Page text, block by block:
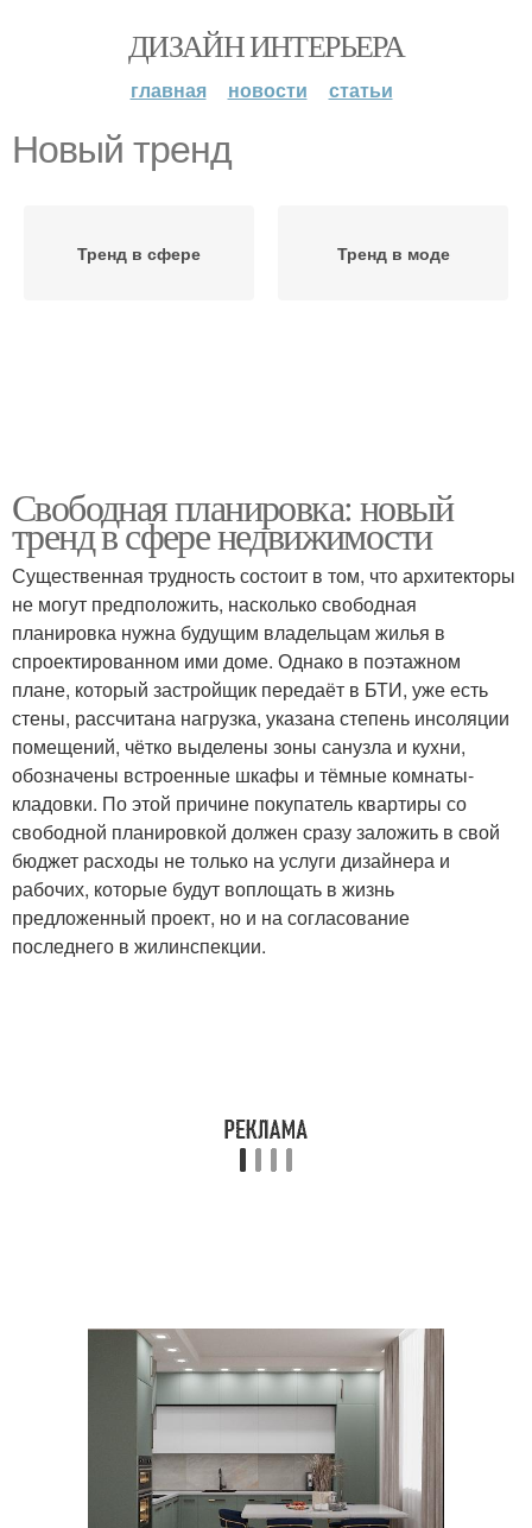
ДИЗАЙН ИНТЕРЬЕРА
главная новости статьи
Новый тренд
Тренд в сфере Тренд в моде
Свободная планировка: новый
тренд в сфере недвижимости
Существенная трудность состоит в том, что архитекторы
не могут предположить, насколько свободная
планировка нужна будущим владельцам жилья в
спроектированном ими доме. Однако в поэтажном
плане, который застройщик передаёт в БТИ, уже есть
стены, рассчитана нагрузка, указана степень инсоляции
помещений, чётко выделены зоны санузла и кухни,
обозначены встроенные шкафы и тёмные комнаты-
кладовки. По этой причине покупатель квартиры со
свободной планировкой должен сразу заложить в свой
бюджет расходы не только на услуги дизайнера и
рабочих, которые будут воплощать в жизнь
предложенный проект, но и на согласование
последнего в жилинспекции.